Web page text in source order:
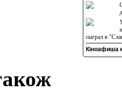
сыграл в
Кіноафиша